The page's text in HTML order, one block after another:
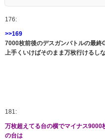
176:
>>169
7000枚前後のデスガンバトルの最終
上手くいけばそのまま万枚行けるし
181:
万枚超えてる台の横でマイナス
の台は